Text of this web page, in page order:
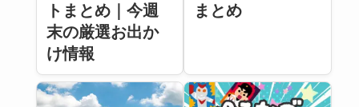
トまとめ｜今週
末の厳選お出か
け情報
まとめ